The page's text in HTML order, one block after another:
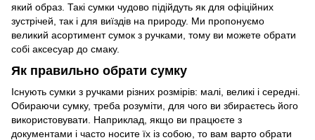
який образ. Такі сумки чудово підійдуть як для офіційних
зустрічей, так і для виїздів на природу. Ми пропонуємо
великий асортимент сумок з ручками, тому ви можете обрати
собі аксесуар до смаку.
Як правильно обрати сумку
Існують сумки з ручками різних розмірів: малі, великі і середні.
Обираючи сумку, треба розуміти, для чого ви збираєтесь його
використовувати. Наприклад, якщо ви працюєте з
документами і часто носите їх із собою, то вам варто обрати